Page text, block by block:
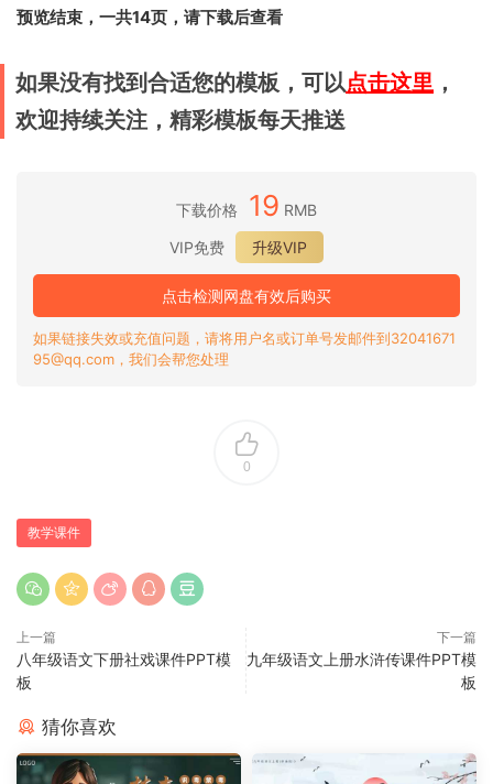
预览结束，一共14页，请下载后查看
如果没有找到合适您的模板，可以点击这里 ，
欢迎持续关注，精彩模板每天推送
下载价格 19 RMB
VIP免费
升级VIP
点击检测网盘有效后购买
如果链接失效或充值问题，请将用户名或订单号发邮件到32041671
95@qq.com，我们会帮您处理
0
教学课件
上一篇
八年级语文下册社戏课件PPT模
板
下一篇
九年级语文上册水浒传课件PPT模
板
猜你喜欢